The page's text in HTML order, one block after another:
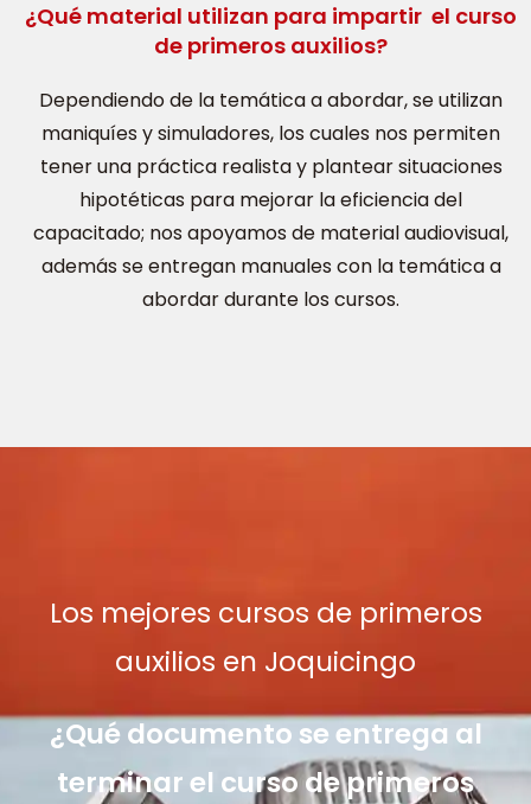
¿Qué material utilizan para impartir el curso
de primeros auxilios?
Dependiendo de la temática a abordar, se utilizan
maniquíes y simuladores, los cuales nos permiten
tener una práctica realista y plantear situaciones
hipotéticas para mejorar la eficiencia del
capacitado; nos apoyamos de material audiovisual,
además se entregan manuales con la temática a
abordar durante los cursos.
Los mejores cursos de primeros
auxilios en Joquicingo
¿Qué documento se entrega al
terminar el curso de primeros